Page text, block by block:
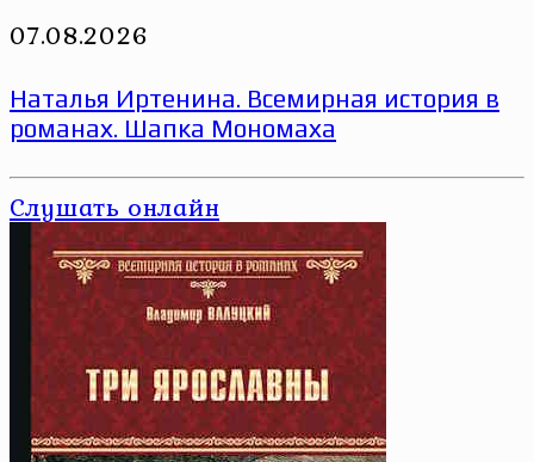
07.08.2026
Наталья Иртенина. Всемирная история в
романах. Шапка Мономаха
Слушать онлайн